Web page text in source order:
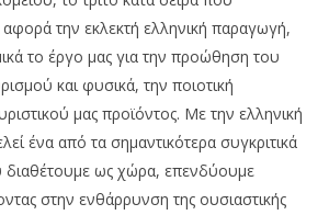
την εκλεκτή ελληνική παραγωγή,
το έργο μας για την προώθηση του
και φυσικά, την ποιοτική
μας προϊόντος. Με την ελληνική
ένα από τα σημαντικότερα συγκριτικά
διαθέτουμε ως χώρα, επενδύουμε
στην ενθάρρυνση της ουσιαστικής